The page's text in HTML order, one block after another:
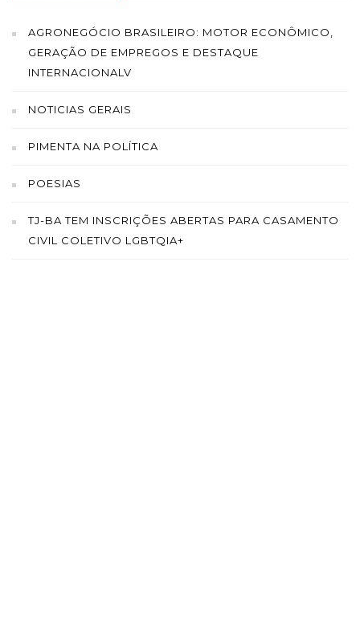
AGRONEGÓCIO BRASILEIRO: MOTOR ECONÔMICO,
GERAÇÃO DE EMPREGOS E DESTAQUE
INTERNACIONALV
NOTICIAS GERAIS
PIMENTA NA POLÍTICA
POESIAS
TJ-BA TEM INSCRIÇÕES ABERTAS PARA CASAMENTO
CIVIL COLETIVO LGBTQIA+